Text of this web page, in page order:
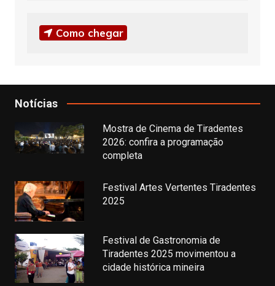
Como chegar
Notícias
Mostra de Cinema de Tiradentes
2026: confira a programação
completa
Festival Artes Vertentes Tiradentes
2025
Festival de Gastronomia de
Tiradentes 2025 movimentou a
cidade histórica mineira